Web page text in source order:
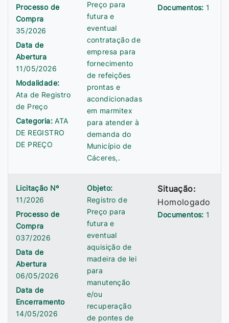
Processo de
Compra
35/2026
Data de
Abertura
11/05/2026
Modalidade:
Ata de Registro
de Preço
Categoria:ATA
DE REGISTRO
DE PREÇO
Preço para
futura e
eventual
contratação de
empresa para
fornecimento
de refeições
prontas e
acondicionadas
em marmitex
para atender à
demanda do
Município de
Cáceres,.
Documentos:1
Licitação Nº
11/2026
Processo de
Compra
037/2026
Data de
Abertura
06/05/2026
Data de
Encerramento
14/05/2026
Objeto:
Registro de
Preço para
futura e
eventual
aquisição de
madeira de lei
para
manutenção
e/ou
recuperação
de pontes de
Situação:
Homologado
Documentos: 1